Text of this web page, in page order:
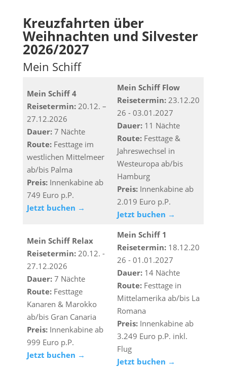
Kreuzfahrten über
Weihnachten und Silvester
2026/2027
Mein Schiff
Mein Schiff 4
Reisetermin: 20.12. –
27.12.2026
Dauer: 7 Nächte
Route: Festtage im
westlichen Mittelmeer
ab/bis Palma
Preis: Innenkabine ab
749 Euro p.P.
Jetzt buchen →
Mein Schiff Flow
Reisetermin: 23.12.20
26 - 03.01.2027
Dauer: 11 Nächte
Route: Festtage &
Jahreswechsel in
Westeuropa ab/bis
Hamburg
Preis: Innenkabine ab
2.019 Euro p.P.
Jetzt buchen →
Mein Schiff Relax
Reisetermin: 20.12. -
27.12.2026
Dauer: 7 Nächte
Route: Festtage
Kanaren & Marokko
ab/bis Gran Canaria
Preis: Innenkabine ab
999 Euro p.P.
Jetzt buchen →
Mein Schiff 1
Reisetermin: 18.12.20
26 - 01.01.2027
Dauer: 14 Nächte
Route: Festtage in
Mittelamerika ab/bis La
Romana
Preis: Innenkabine ab
3.249 Euro p.P. inkl.
Flug
Jetzt buchen →